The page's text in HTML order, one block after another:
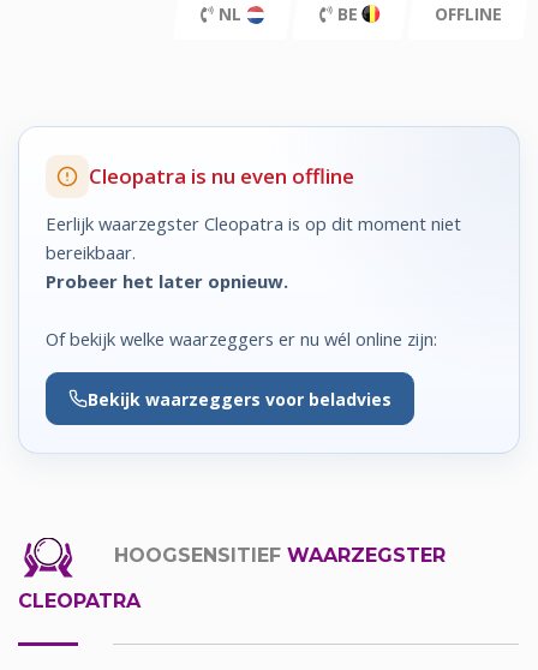
NL BE OFFLINE
Cleopatra is nu even offline
Eerlijk waarzegster Cleopatra is op dit moment niet
bereikbaar.
Probeer het later opnieuw.
Of bekijk welke waarzeggers er nu wél online zijn:
Bekijk waarzeggers voor beladvies
HOOGSENSITIEF WAARZEGSTER
CLEOPATRA